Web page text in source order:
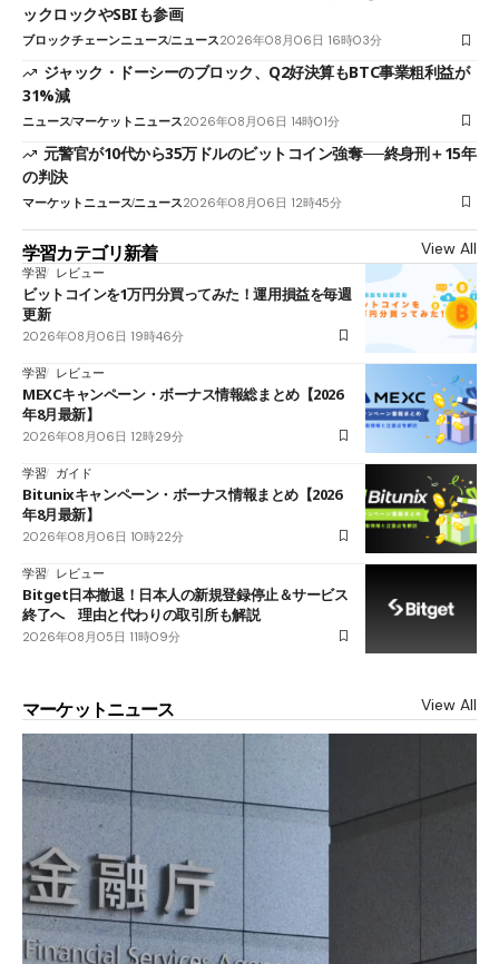
ックロックやSBIも参画
ブロックチェーンニュースニュース2026年08月06日 16時03分
ジャック・ドーシーのブロック、Q2好決算もBTC事業粗利益が
31%減
ニュースマーケットニュース2026年08月06日 14時01分
元警官が10代から35万ドルのビットコイン強奪──終身刑＋15年
の判決
マーケットニュースニュース2026年08月06日 12時45分
学習カテゴリ新着 View All
学習 レビュー
ビットコインを1万円分買ってみた！運用損益を毎週
更新
2026年08月06日 19時46分
学習 レビュー
MEXCキャンペーン・ボーナス情報総まとめ【2026
年8月最新】
2026年08月06日 12時29分
学習 ガイド
Bitunixキャンペーン・ボーナス情報まとめ【2026
年8月最新】
2026年08月06日 10時22分
学習 レビュー
Bitget日本撤退！日本人の新規登録停止＆サービス
終了へ 理由と代わりの取引所も解説
2026年08月05日 11時09分
マーケットニュース View All